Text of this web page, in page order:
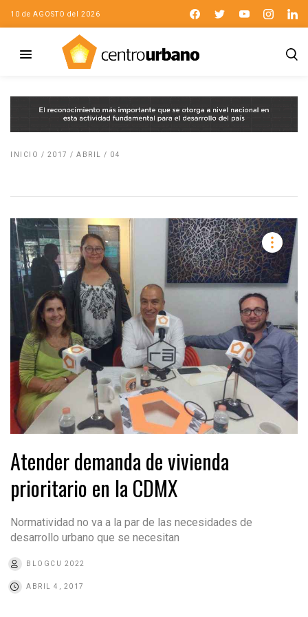
10 de AGOSTO del 2026
INICIO / 2017 / ABRIL / 04
Atender demanda de vivienda
prioritario en la CDMX
Normatividad no va a la par de las necesidades de
desarrollo urbano que se necesitan
BLOGCU 2022
ABRIL 4, 2017